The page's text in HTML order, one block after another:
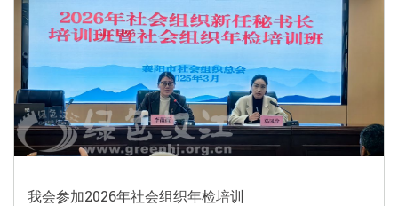
我会参加2026年社会组织年检培训